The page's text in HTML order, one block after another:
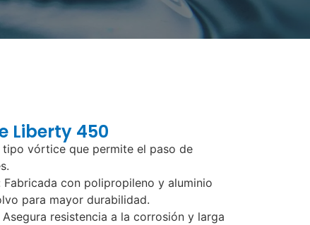
Liberty 450
tipo vórtice que permite el paso de
con polipropileno y aluminio
para mayor durabilidad.
resistencia a la corrosión y larga